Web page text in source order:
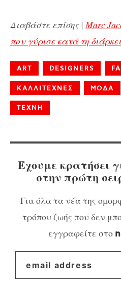
Διαβάστε επίσης | Marc
που γύρισε κατά τη
ART DESIGNERS
ΚΑΛΛΙΤΕΧΝΕΣ ΜΟΔΑ
ΤΕΧΝΗ
Έχουμε κρατήσει
στην πρώτη
Για όλα τα νέα της
τρόπου ζωής που δεν
εγγραφείτε στο